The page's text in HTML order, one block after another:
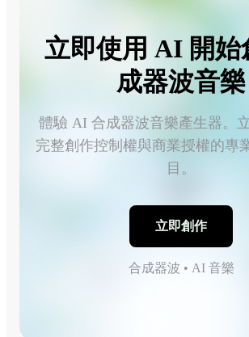
立即使用 AI 開始
成器波音樂
體驗 AI 合成器波音樂產生器。
完整創作控制權與商業授權的專
目。
立即創作
合成器波 • AI 音樂